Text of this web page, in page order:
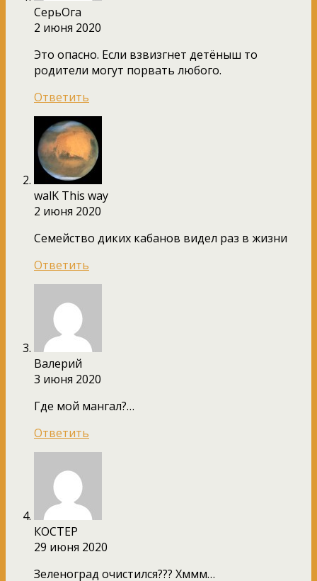
СерьОга
2 июня 2020
Это опасно. Если взвизгнет детёныш то
родители могут порвать любого.
Ответить
walK This way
2 июня 2020
Семейство диких кабанов видел раз в жизни
Ответить
Валерий
3 июня 2020
Где мой мангал?…
Ответить
КОСТЕР
29 июня 2020
Зеленоград очистился??? Хммм…